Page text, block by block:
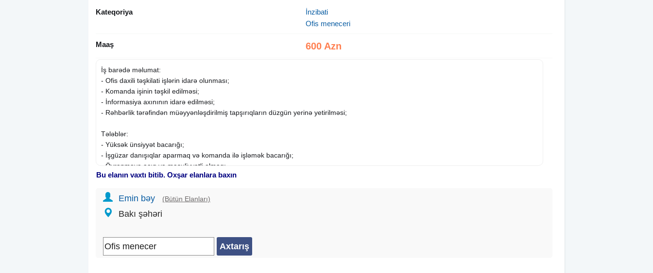
Kateqoriya
İnzibati
Ofis meneceri
Maaş 600 Azn
İş barədə məlumat:
- Ofis daxili təşkilati işlərin idarə olunması;
- Komanda işinin təşkil edilməsi;
- İnformasiya axınının idarə edilməsi;
- Rəhbərlik tərəfindən müəyyənləşdirilmiş tapşırıqların düzgün yerinə yetirilməsi;
Tələblər:
- Yüksək ünsiyyət bacarığı;
- İşgüzar danışıqlar aparmaq və komanda ilə işləmək bacarığı;
- Öyrənməyə açıq və məsuliyyətli olmaq;
- Təcrübə arzuolunandır (İş öyrədilir);
İş şəraiti:
- Karyera yüksəlişi və peşəkar inkişaf imkanları;
- Rahat iş mühiti və dəstək göstərən kollektiv;
Maraqlanan şəxslərdən CV-lərini " Menecer" başlığı altında ünvanına göndərmələri xahiş olunur.
Bu elanın vaxtı bitib. Oxşar elanlara baxın
Emin bəy (Bütün Elanları)
Bakı şəhəri